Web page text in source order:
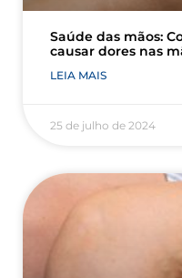
Saúde das mãos:
causar dores nas
LEIA MAIS
25 de julho de 2024